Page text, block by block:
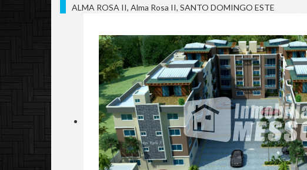
ALMA ROSA II, Alma Rosa II, SANTO DOMINGO ESTE